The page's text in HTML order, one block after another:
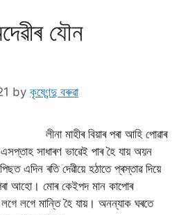
যৌন
by কৃষ্ণেন্দু বৰুৱা
লীনা মাহীৰ বিয়াৰ পৰা আহি পোৱাৰ
সাধাৰণ ভাৱেই পাৰ হৈ যায় অয়ন
এদিন ৰতি দেৱীয়ে হঠাতে প্ৰস্তাৱ দিয়ে
আহো। মোৰ কেইপদ মান কাপোৰ
লগে মান্তি হৈ যায়। অনন্যাক ঘৰতে